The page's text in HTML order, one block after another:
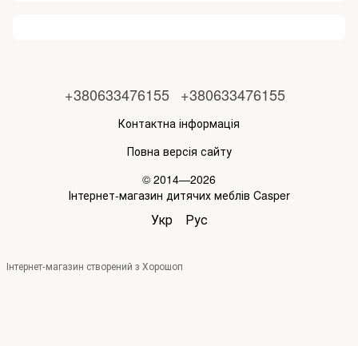
+380633476155 +380633476155
Контактна інформація
Повна версія сайту
© 2014—2026
Інтернет-магазин дитячих меблів Casper
Укр Рус
Інтернет-магазин створений з Хорошоп